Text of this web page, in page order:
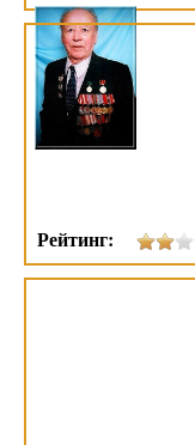
Рейтинг: